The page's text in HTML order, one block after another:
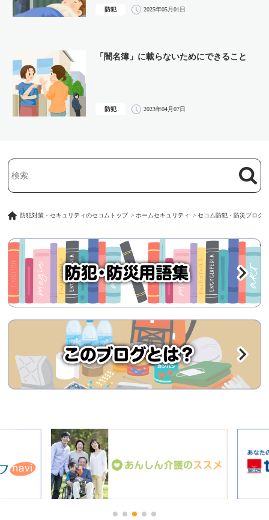
防犯 2025年05月01日
防犯 2023年04月07日
「闇名簿」に載らないためにできること
検索キーワード入力
検索
防犯対策・セキュリティのセコムトップ ホームセキュリティ セコム防犯・防災ブログ